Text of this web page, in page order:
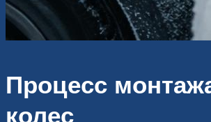
Процесс
колес